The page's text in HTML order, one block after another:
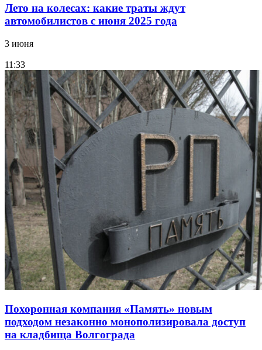
Лето на колесах: какие траты ждут
автомобилистов с июня 2025 года
3 июня
11:33
Похоронная компания «Память» новым
подходом незаконно монополизировала доступ
на кладбища Волгограда